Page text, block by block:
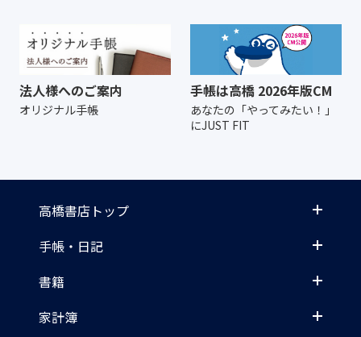
法人様へのご案内
オリジナル手帳
手帳は高橋 2026年版CM
あなたの「やってみたい！」
にJUST FIT
高橋書店トップ
手帳・日記
書籍
家計簿